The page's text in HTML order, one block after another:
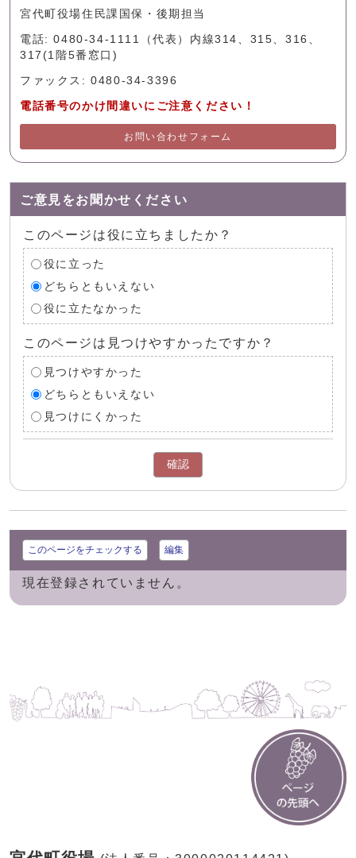
宮代町役場住民課国保・後期担当
電話: 0480-34-1111（代表）内線314、315、316、
317(1階5番窓口)
ファックス: 0480-34-3396
電話番号のかけ間違いにご注意ください！
お問い合わせフォーム
ご意見をお聞かせください
このページは役に立ちましたか？
役に立った
どちらともいえない
役に立たなかった
このページは見つけやすかったですか？
見つけやすかった
どちらともいえない
見つけにくかった
確認
このページをチェックする 編集
現在登録されていません。